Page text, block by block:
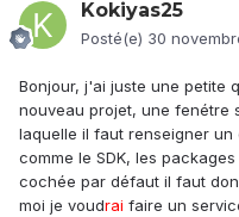
Kokiyas25
Posté(e) 30
Bonjour, j'ai juste une petite
nouveau projet, une fenétre
laquelle il faut renseigner
comme le SDK, les
cochée par défaut il faut
moi je voudrai faire un